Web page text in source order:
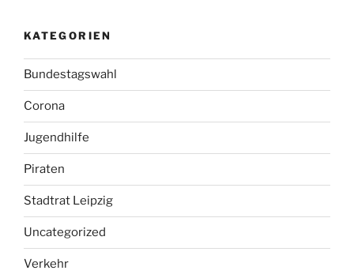
KATEGORIEN
Bundestagswahl
Corona
Jugendhilfe
Piraten
Stadtrat Leipzig
Uncategorized
Verkehr